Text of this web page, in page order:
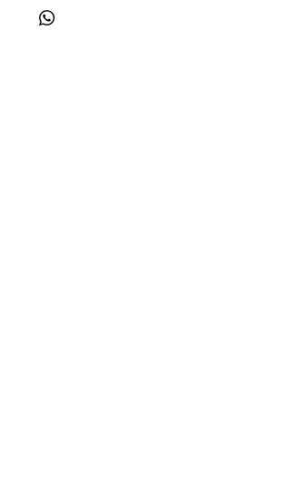
cuidado e intenção. Prazo de produção de
até 35 dias.